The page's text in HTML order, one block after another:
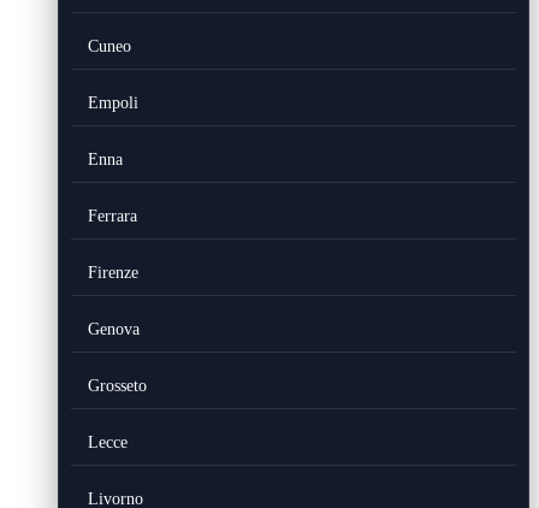
Cuneo
Empoli
Enna
Ferrara
Firenze
Genova
Grosseto
Lecce
Livorno